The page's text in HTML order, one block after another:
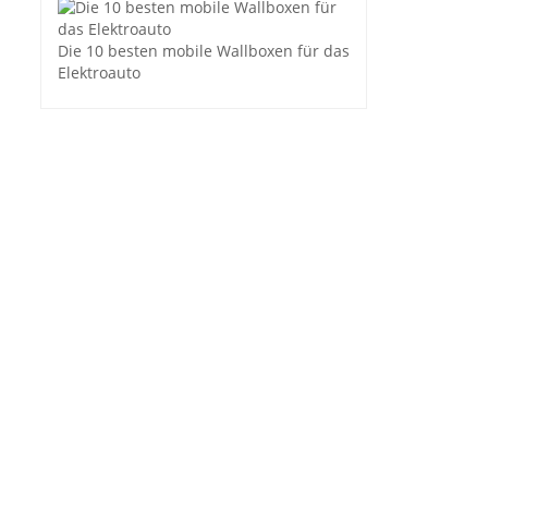
Die 10 besten mobile Wallboxen für das
Elektroauto